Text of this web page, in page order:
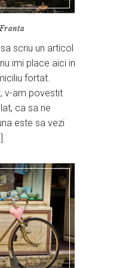
scriu un articol
imi place aici in
fortat.
v-am povestit
ca sa ne
este sa vezi